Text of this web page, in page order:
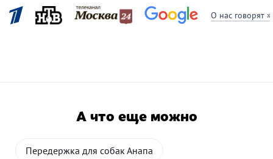
О нас говорят »
А что еще можно
Передержка для собак Анапа